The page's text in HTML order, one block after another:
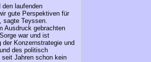
den laufenden
gute Perspektiven für
sagte Teyssen.
Ausdruck gebrachten
war und ist
Konzernstrategie und
des politisch
seit Jahren schon kein